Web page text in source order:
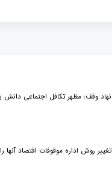
نهاد وقف؛ مظهر تکافل اجتماعی دانش
تغییر روش اداره موقوفات اقتصاد آنها